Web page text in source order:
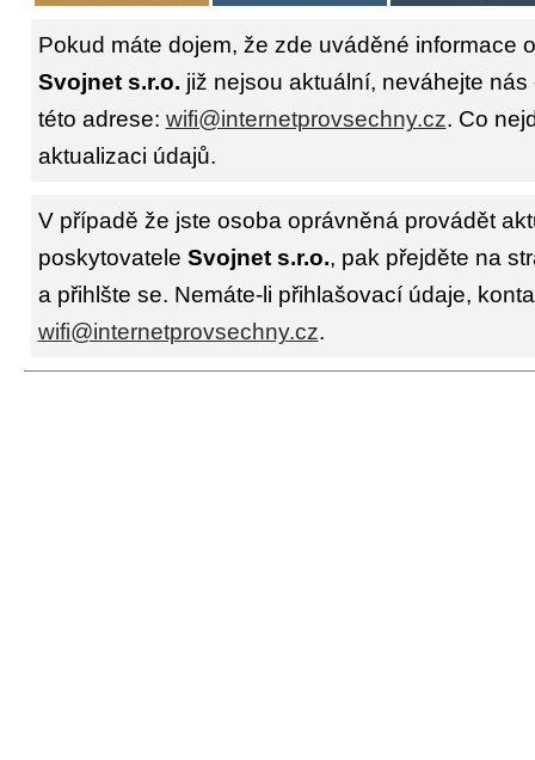
Pokud máte dojem, že zde uváděné informace
Svojnet s.r.o. již nejsou aktuální, neváhejte
této adrese: wifi@internetprovsechny.cz. Co
aktualizaci údajů.
V případě že jste osoba oprávněná provádět
poskytovatele Svojnet s.r.o., pak přejděte na
a přihlšte se. Nemáte-li přihlašovací údaje,
wifi@internetprovsechny.cz.